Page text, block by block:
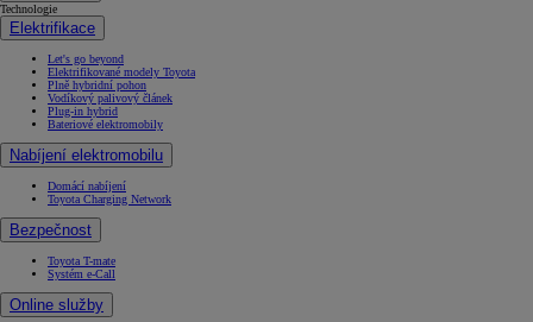
Technologie
Elektrifikace
Let's go beyond
Elektrifikované modely Toyota
Plně hybridní pohon
Vodíkový palivový článek
Plug-in hybrid
Bateriové elektromobily
Nabíjení elektromobilu
Domácí nabíjení
Toyota Charging Network
Bezpečnost
Toyota T-mate
Systém e-Call
Online služby